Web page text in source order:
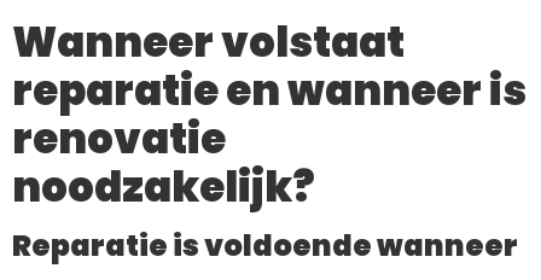
Wanneer volstaat
reparatie en wanneer is
renovatie
noodzakelijk?
Reparatie is voldoende wanneer